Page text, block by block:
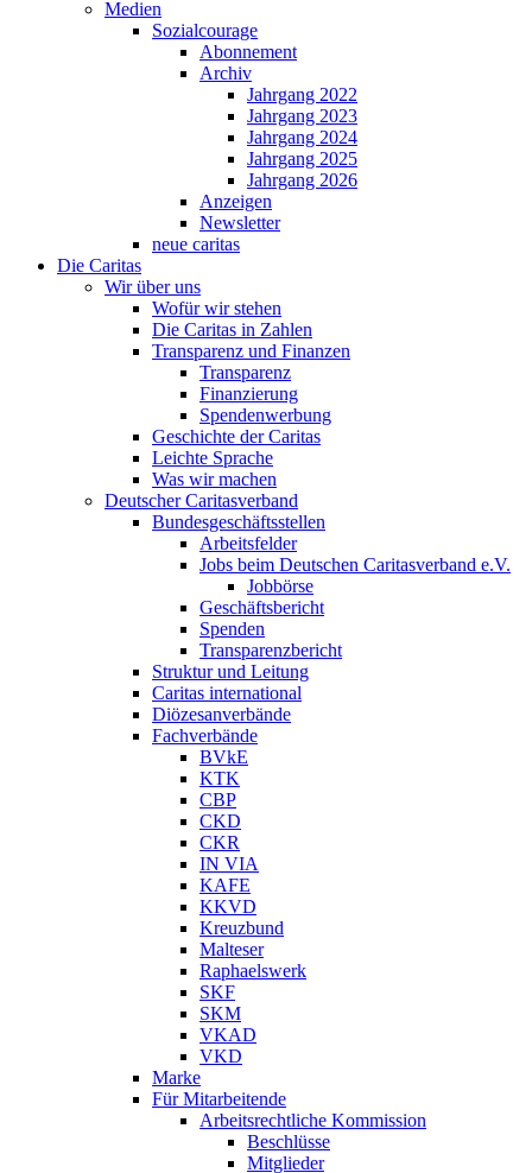
Medien
Sozialcourage
Abonnement
Archiv
Jahrgang 2022
Jahrgang 2023
Jahrgang 2024
Jahrgang 2025
Jahrgang 2026
Anzeigen
Newsletter
neue caritas
Die Caritas
Wir über uns
Wofür wir stehen
Die Caritas in Zahlen
Transparenz und Finanzen
Transparenz
Finanzierung
Spendenwerbung
Geschichte der Caritas
Leichte Sprache
Was wir machen
Deutscher Caritasverband
Bundesgeschäftsstellen
Arbeitsfelder
Jobs beim Deutschen Caritasverband e.V.
Jobbörse
Geschäftsbericht
Spenden
Transparenzbericht
Struktur und Leitung
Caritas international
Diözesanverbände
Fachverbände
BVkE
KTK
CBP
CKD
CKR
IN VIA
KAFE
KKVD
Kreuzbund
Malteser
Raphaelswerk
SKF
SKM
VKAD
VKD
Marke
Für Mitarbeitende
Arbeitsrechtliche Kommission
Beschlüsse
Mitglieder